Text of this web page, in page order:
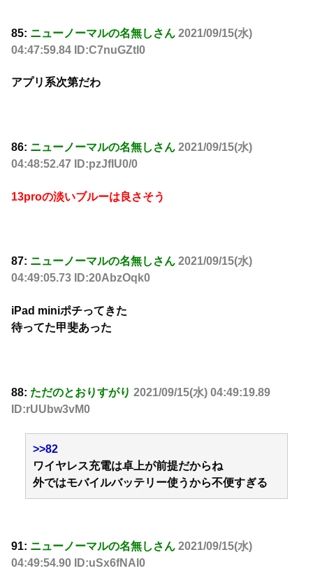
85: ニューノーマルの名無しさん 2021/09/15(水)
04:47:59.84 ID:C7nuGZtl0
アプリ系次第だわ
86: ニューノーマルの名無しさん 2021/09/15(水)
04:48:52.47 ID:pzJfIU0/0
13proの淡いブルーは良さそう
87: ニューノーマルの名無しさん 2021/09/15(水)
04:49:05.73 ID:20AbzOqk0
iPad miniポチってきた
待ってた甲斐あった
88: ただのとおりすがり 2021/09/15(水) 04:49:19.89
ID:rUUbw3vM0
>>82
ワイヤレス充電は卓上が前提だからね
外ではモバイルバッテリー使うから不便すぎる
91: ニューノーマルの名無しさん 2021/09/15(水)
04:49:54.90 ID:uSx6fNAl0